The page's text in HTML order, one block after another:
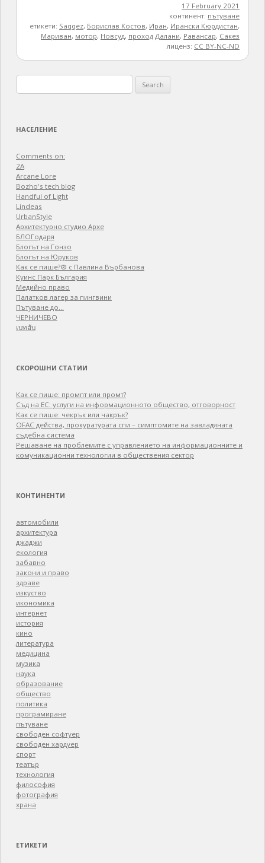
17 February 2021
континент: пътуване
етикети: Saqqez, Борислав Костов, Иран, Ирански Кюрдистан,
Мариван, мотор, Новсуд, проход Далани, Равансар, Сакез
лиценз: CC BY-NC-ND
for:
НАСЕЛЕНИЕ
Comments on:
2A
Arcane Lore
Bozho's tech blog
Handful of Light
Lindeas
UrbanStyle
Архитектурно студио Архе
БЛОГодаря
Блогът на Гонзо
Блогът на Юруков
Как се пише?® с Павлина Върбанова
Куинс Парк България
Медийно право
Палатков лагер зa пингвини
Пътуване до…
ЧЕРНИЧЕВО
เบทฮับ
СКОРОШНИ СТАТИИ
Как се пише: промпт или промт?
Съд на ЕС: услуги на информационното общество, отговорност
Как се пише: чекрък или чакрък?
OFAC действа, прокуратурата спи – симптомите на завладяната
съдебна система
Решаване на проблемите с управлението на информационните и
комуникационни технологии в обществения сектор
КОНТИНЕНТИ
автомобили
архитектура
джаджи
екология
забавно
закони и право
здраве
изкуство
икономика
интернет
история
кино
литература
медицина
музика
наука
образование
общество
политика
програмиране
пътуване
свободен софтуер
свободен хардуер
спорт
театър
технология
философия
фотография
храна
ЕТИКЕТИ